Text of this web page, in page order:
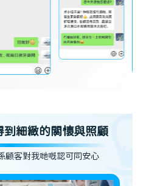
到細緻的關懷與照顧
顧客對我哋嘅認可同安心